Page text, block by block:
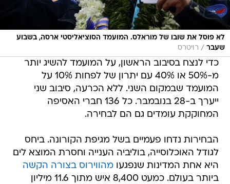
לא פוסל את שובו של מוראלס. המועמד הסוציאליסטי ארסה, בשבוע
שעבר / רויטרס
כדי לנצח בסיבוב הראשון, על המועמד להשיג יותר
מ-50% או 40% עם יתרון של לפחות 10% על
המועמד שבמקום השני. ללא הכרעה, סיבוב שני
ייערך ב-28 בנובמבר. כל 136 חברי האסיפה
המחוקקת עומדים גם הם לבחירה.
הבחירות נדחו פעמיים בשל מגיפת הקורונה. ביחס
לגודל האוכלוסייה, בוליביה הענייה וחסרת המוצא לים
היא אחת המדינות שנפגעומהווירוס בצורה הקשה
ביותר בעולם. כמעט 8,400 איש מתוך 11.6 מיליון